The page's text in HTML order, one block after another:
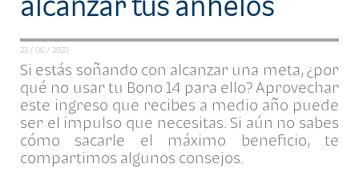
alcanzar tus anhelos
23 / 06 / 2023
Si estás soñando con alcanzar una meta, ¿por
qué no usar tu Bono 14 para ello? Aprovechar
este ingreso que recibes a medio año puede
ser el impulso que necesitas. Si aún no sabes
cómo sacarle el máximo beneficio, te
compartimos algunos consejos.